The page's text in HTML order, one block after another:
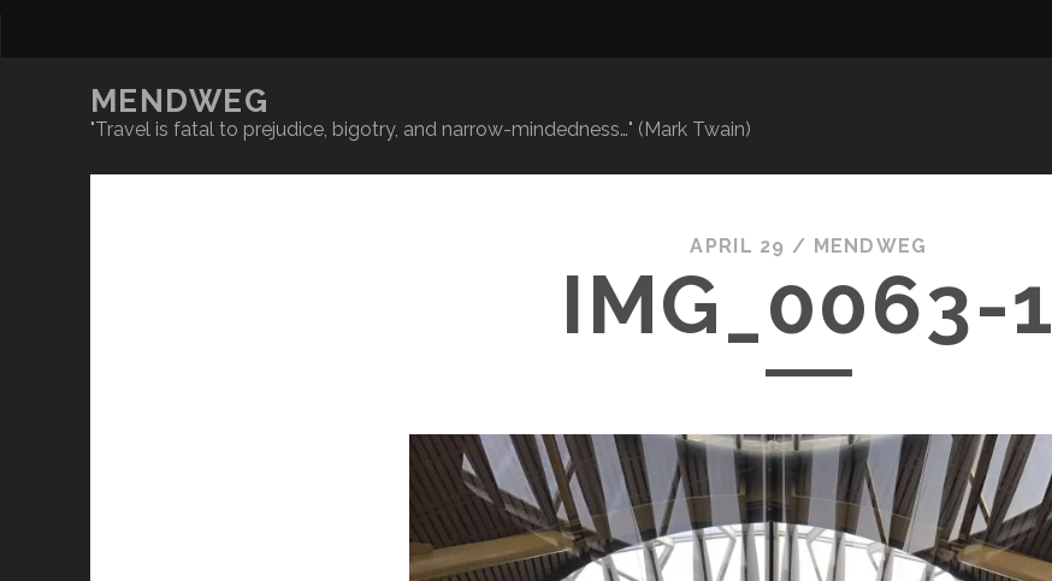
MENDWEG
"Travel is fatal to prejudice, bigotry, and narrow-mindedness…" (Mark Twain)
APRIL 29 / MENDWEG
IMG_0063-1